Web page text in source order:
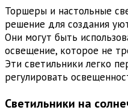
Торшеры и настольные
решение для создания
Они могут быть
освещение, которое не
Эти светильники легко
регулировать
Светильники на